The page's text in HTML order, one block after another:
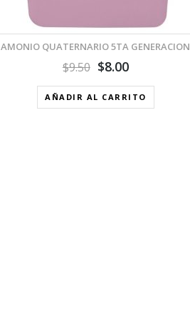
AMONIO QUATERNARIO 5TA GENERACION
$9.50 $8.00
AÑADIR AL CARRITO